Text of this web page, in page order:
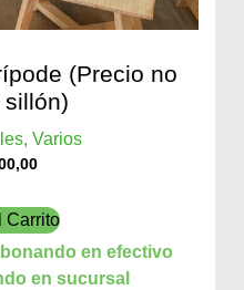
(Precio no
Varios
Carrito
en efectivo
en sucursal